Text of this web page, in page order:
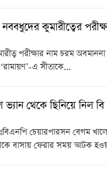
কুমারীত্বের
পরীক্ষার নাম চরম
এ সীতাকে...
থেকে ছিনিয়ে নিল
চেয়ারপারসন বেগম
বাসায় ফেরার সময় আটক